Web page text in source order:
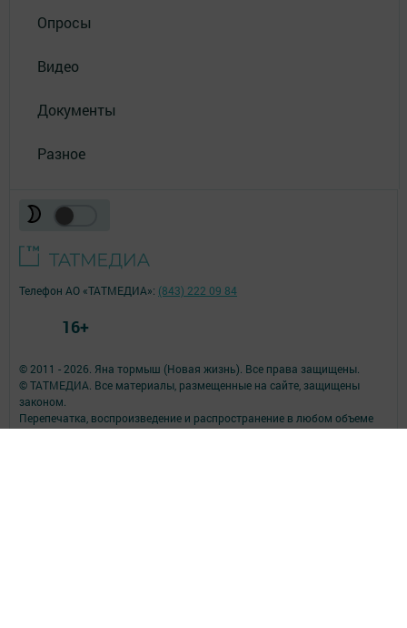
Опросы
Видео
Документы
Разное
© 2011 - 2026. Яна тормыш (Новая жизнь). Все права защищены.
© ТАТМЕДИА. Все материалы, размещенные на сайте, защищены
законом.
Перепечатка, воспроизведение и распространение в любом объеме
Телефон АО «ТАТМЕДИА»: (843) 222 09 84
16+